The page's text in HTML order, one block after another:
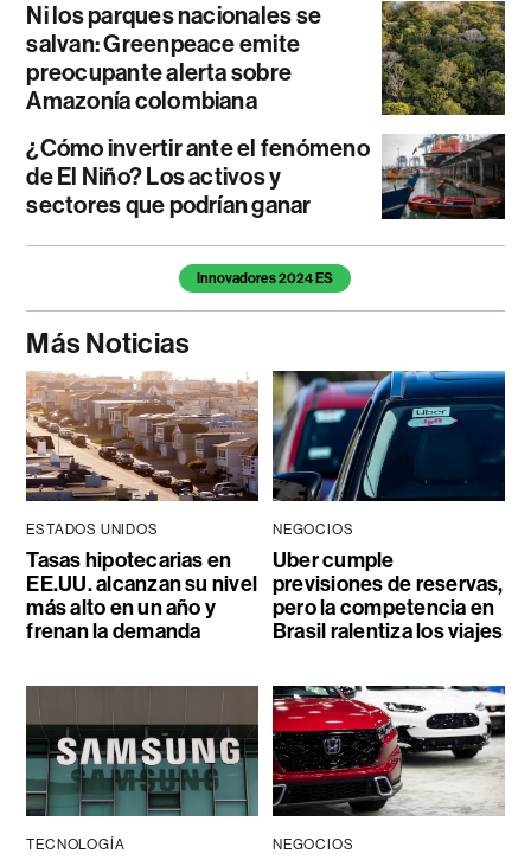
Ni los parques nacionales se
salvan: Greenpeace emite
preocupante alerta sobre
Amazonía colombiana
¿Cómo invertir ante el fenómeno
de El Niño? Los activos y
sectores que podrían ganar
Temas de este artículoInnovadores 2024 ES
Más Noticias
ESTADOS UNIDOS
Tasas hipotecarias en
EE.UU. alcanzan su nivel
más alto en un año y
frenan la demanda
NEGOCIOS
Uber cumple
previsiones de reservas,
pero la competencia en
Brasil ralentiza los viajes
TECNOLOGÍA NEGOCIOS